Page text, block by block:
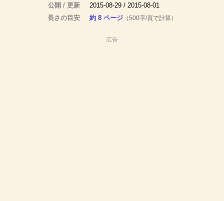
公開 / 更新
2015-08-29 / 2015-08-01
長さの目安
約 8 ページ（500字/頁で計算）
広告